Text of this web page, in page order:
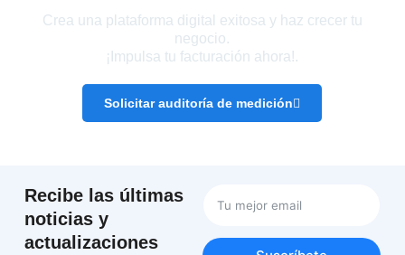
Crea una plataforma digital exitosa y haz crecer tu
negocio.
¡Impulsa tu facturación ahora!.
Solicitar auditoría de medición
Recibe las últimas
noticias y
actualizaciones